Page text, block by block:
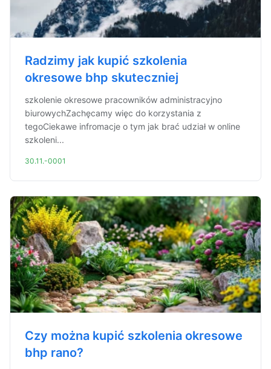
Radzimy jak kupić szkolenia
okresowe bhp skuteczniej
szkolenie okresowe pracowników administracyjno
biurowychZachęcamy więc do korzystania z
tegoCiekawe infromacje o tym jak brać udział w online
szkoleni...
30.11.-0001
Czy można kupić szkolenia okresowe
bhp rano?